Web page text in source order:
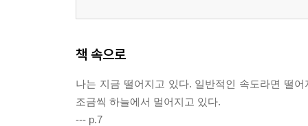
책 속으로
나는 지금 떨어지고 있다. 일반적인 속도라면 떨
조금씩 하늘에서 멀어지고 있다.
--- p.7